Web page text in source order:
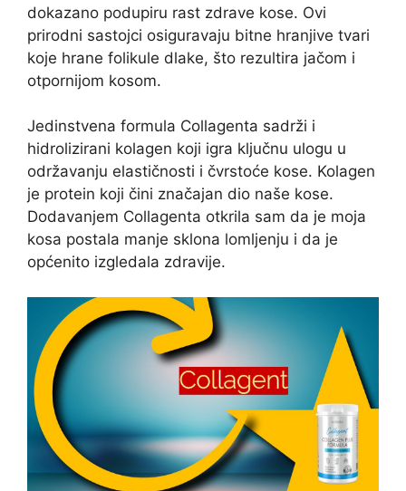
dokazano podupiru rast zdrave kose. Ovi
prirodni sastojci osiguravaju bitne hranjive tvari
koje hrane folikule dlake, što rezultira jačom i
otpornijom kosom.
Jedinstvena formula Collagenta sadrži i
hidrolizirani kolagen koji igra ključnu ulogu u
održavanju elastičnosti i čvrstoće kose. Kolagen
je protein koji čini značajan dio naše kose.
Dodavanjem Collagenta otkrila sam da je moja
kosa postala manje sklona lomljenju i da je
općenito izgledala zdravije.